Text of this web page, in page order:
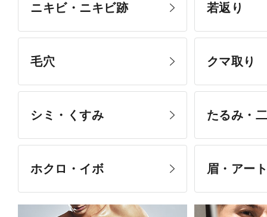
ニキビ・ニキビ跡
毛穴
シミ・くすみ
ホクロ・イボ
若返り
クマ取り
たるみ・
眉・アー